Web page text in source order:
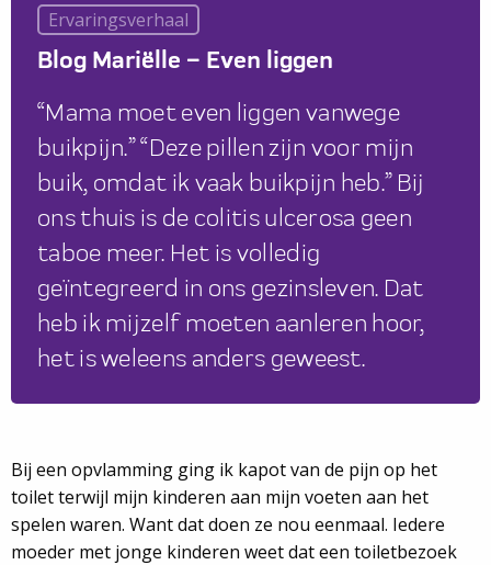
Ervaringsverhaal
Blog Mariëlle – Even liggen
“Mama moet even liggen vanwege
buikpijn.” “Deze pillen zijn voor mijn
buik, omdat ik vaak buikpijn heb.” Bij
ons thuis is de colitis ulcerosa geen
taboe meer. Het is volledig
geïntegreerd in ons gezinsleven. Dat
heb ik mijzelf moeten aanleren hoor,
het is weleens anders geweest.
Bij een opvlamming ging ik kapot van de pijn op het
toilet terwijl mijn kinderen aan mijn voeten aan het
spelen waren. Want dat doen ze nou eenmaal. Iedere
moeder met jonge kinderen weet dat een toiletbezoek